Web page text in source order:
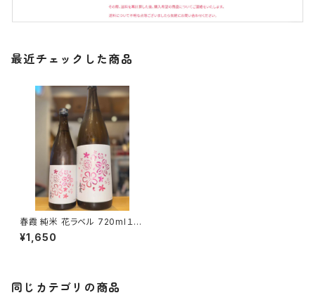
最近チェックした商品
春霞 純米 花ラベル 720ml１本
（栗林酒造・秋田県仙北郡美郷
町）
¥1,650
同じカテゴリの商品